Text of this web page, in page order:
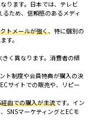
ります。日本では、テレビ
ため、信頼感のあるメディ
トメールが強く、特に個別の
す。
く異なります。消費者の傾
ト制度や会員特典が購入の決
サイトでの販売や、リピー
由での購入が主流です。イン
SNSマーケティングとECモ